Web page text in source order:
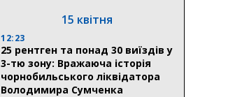
15 квітня
12:23
25 рентген та понад 30 виїздів у
3-тю зону: Вражаюча історія
чорнобильського ліквідатора
Володимира Сумченка